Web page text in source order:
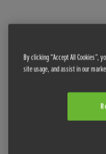
By clicking “Accept All Cookies”,
site usage, and assist in our